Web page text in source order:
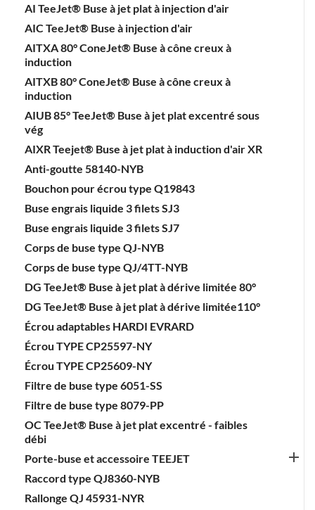
AI TeeJet® Buse à jet plat à injection d'air
AIC TeeJet® Buse à injection d'air
AITXA 80° ConeJet® Buse à cône creux à
induction
AITXB 80° ConeJet® Buse à cône creux à
induction
AIUB 85° TeeJet® Buse à jet plat excentré sous
vég
AIXR Teejet® Buse à jet plat à induction d'air XR
Anti-goutte 58140-NYB
Bouchon pour écrou type Q19843
Buse engrais liquide 3 filets SJ3
Buse engrais liquide 3 filets SJ7
Corps de buse type QJ-NYB
Corps de buse type QJ/4TT-NYB
DG TeeJet® Buse à jet plat à dérive limitée 80°
DG TeeJet® Buse à jet plat à dérive limitée110°
Écrou adaptables HARDI EVRARD
Écrou TYPE CP25597-NY
Écrou TYPE CP25609-NY
Filtre de buse type 6051-SS
Filtre de buse type 8079-PP
OC TeeJet® Buse à jet plat excentré - faibles
débi
Porte-buse et accessoire TEEJET

Raccord type QJ8360-NYB
Rallonge QJ 45931-NYR